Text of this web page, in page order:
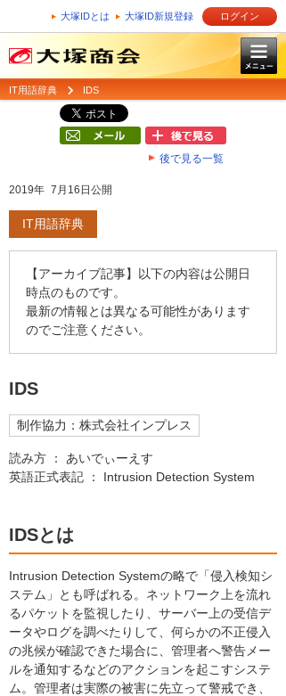
大塚IDとは 大塚ID新規登録 ログイン
IT用語辞典 IDS
後で見る一覧
2019年 7月16日公開
IT用語辞典
【アーカイブ記事】以下の内容は公開日
時点のものです。
最新の情報とは異なる可能性があります
のでご注意ください。
IDS
制作協力：株式会社インプレス
読み方 ： あいでぃーえす
英語正式表記 ： Intrusion Detection System
IDSとは
Intrusion Detection Systemの略で「侵入検知シ
ステム」とも呼ばれる。ネットワーク上を流れ
るパケットを監視したり、サーバー上の受信デ
ータやログを調べたりして、何らかの不正侵入
の兆候が確認できた場合に、管理者へ警告メー
ルを通知するなどのアクションを起こすシステ
ム。管理者は実際の被害に先立って警戒でき、